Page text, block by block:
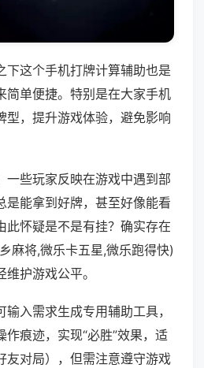
下这个手机打牌计算辅助也是
简单便捷。特别是在大家手机
型，提升游戏体验，避免影响
一些玩家反映在游戏中遇到部
是能拿到好牌，甚至好像能看
此怀疑是不是有挂？确实存在
麻将,微乐卡五星,微乐跑得快)
护游戏公平。
入需求生成专用辅助工具，
痕迹，实现“必胜”效果，适
友对局），但需注意遵守游戏